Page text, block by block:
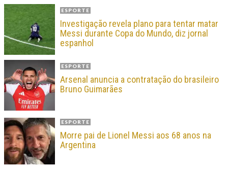
ESPORTE
Investigação revela plano para tentar matar
Messi durante Copa do Mundo, diz jornal
espanhol
ESPORTE
Arsenal anuncia a contratação do brasileiro
Bruno Guimarães
ESPORTE
Morre pai de Lionel Messi aos 68 anos na
Argentina